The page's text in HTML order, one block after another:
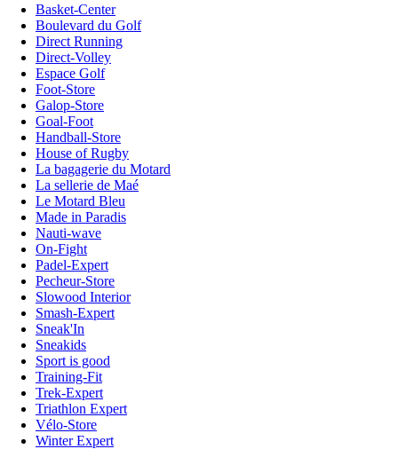
Basket-Center
Boulevard du Golf
Direct Running
Direct-Volley
Espace Golf
Foot-Store
Galop-Store
Goal-Foot
Handball-Store
House of Rugby
La bagagerie du Motard
La sellerie de Maé
Le Motard Bleu
Made in Paradis
Nauti-wave
On-Fight
Padel-Expert
Pecheur-Store
Slowood Interior
Smash-Expert
Sneak'In
Sneakids
Sport is good
Training-Fit
Trek-Expert
Triathlon Expert
Vélo-Store
Winter Expert